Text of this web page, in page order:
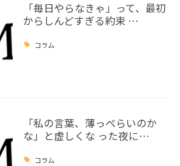
「毎日やらなきゃ」って、最初
からしんどすぎる約束 …
コラム
「私の言葉、薄っぺらいのか
な」と虚しくな った夜に…
コラム